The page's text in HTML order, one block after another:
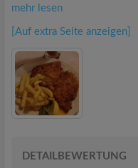
mehr lesen
[Auf extra Seite anzeigen]
DETAILBEWERTUNG